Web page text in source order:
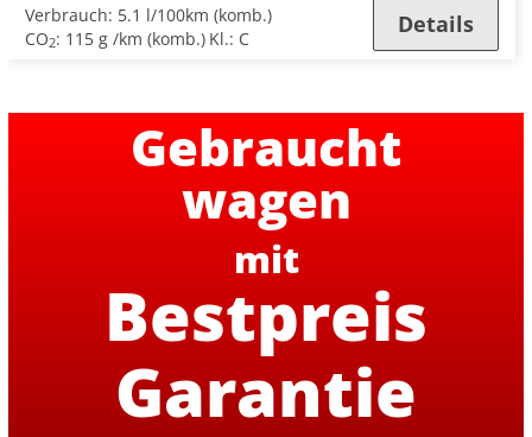
Verbrauch: 5.1 l/100km (komb.)
CO2: 115 g /km (komb.) Kl.: C
Details
Gebraucht
wagen
mit
Bestpreis
Garantie